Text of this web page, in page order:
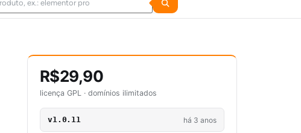
R$29,90
licença GPL · domínios ilimitados
v1.0.11 há 3 anos